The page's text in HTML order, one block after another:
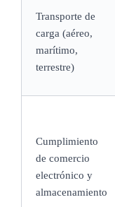
Transporte de
carga (aéreo,
marítimo,
terrestre)
Cumplimiento
de comercio
electrónico y
almacenamiento